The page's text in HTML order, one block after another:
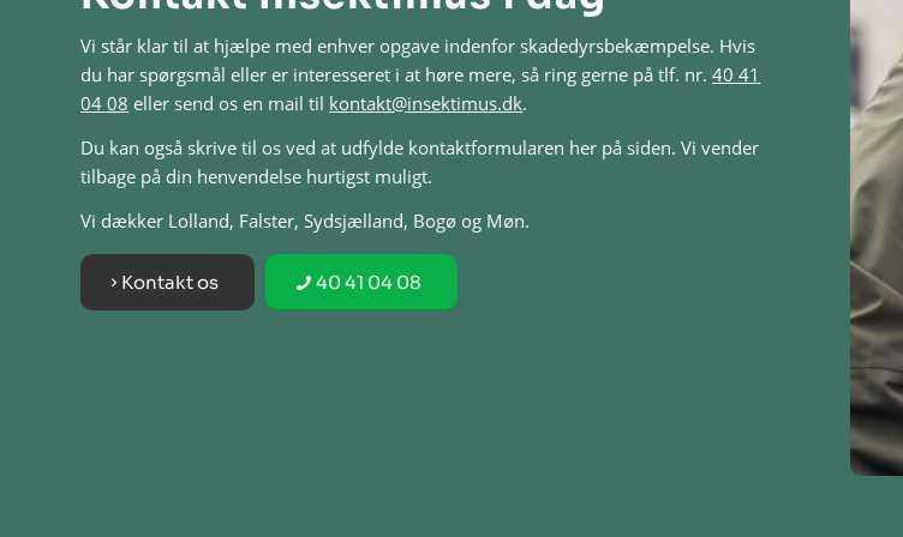
Vi står klar til at hjælpe med enhver opgave indenfor skadedyrsbekæmpelse. Hvis
du har spørgsmål eller er interesseret i at høre mere, så ring gerne på tlf. nr.40 41
04 08 eller send os en mail til kontakt@insektimus.dk.
Du kan også skrive til os ved at udfylde kontaktformularen her på siden. Vi vender
tilbage på din henvendelse hurtigst muligt.
Vi dækker Lolland, Falster, Sydsjælland, Bogø og Møn.
Kontakt os 40 41 04 08